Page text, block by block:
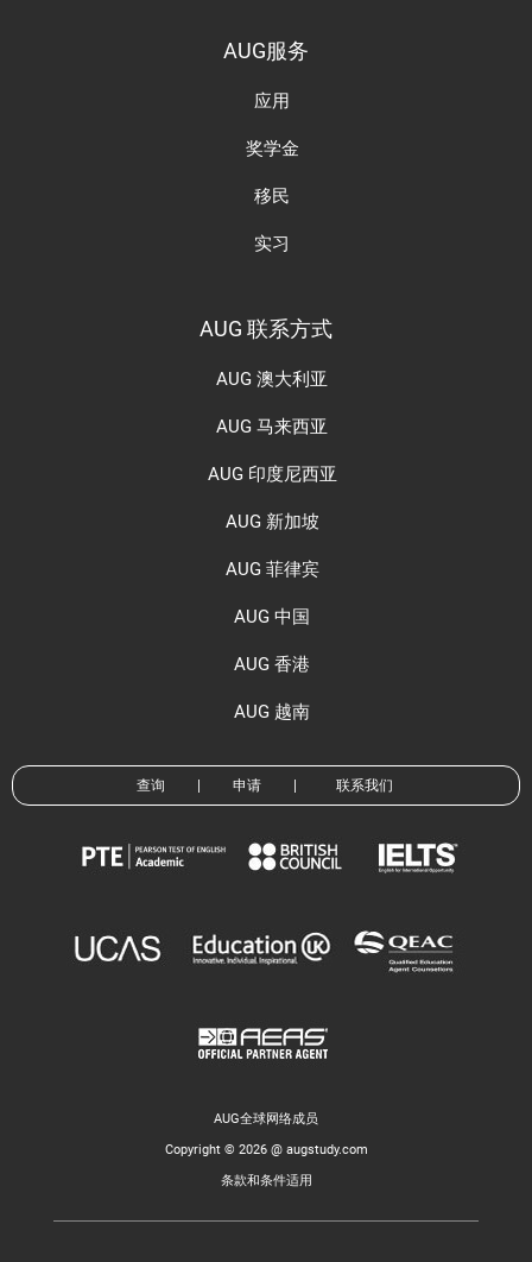
AUG服务
应用
奖学金
移民
实习
AUG 联系方式
AUG 澳大利亚
AUG 马来西亚
AUG 印度尼西亚
AUG 新加坡
AUG 菲律宾
AUG 中国
AUG 香港
AUG 越南
查询 申请 联系我们
AUG全球网络成员
Copyright © 2026 @ augstudy.com
条款和条件适用